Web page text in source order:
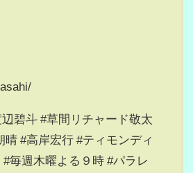
碧斗 #草間リチャード敬太
晴 #高岸宏行 #ティモンディ
毎週木曜よる９時 #パラレ